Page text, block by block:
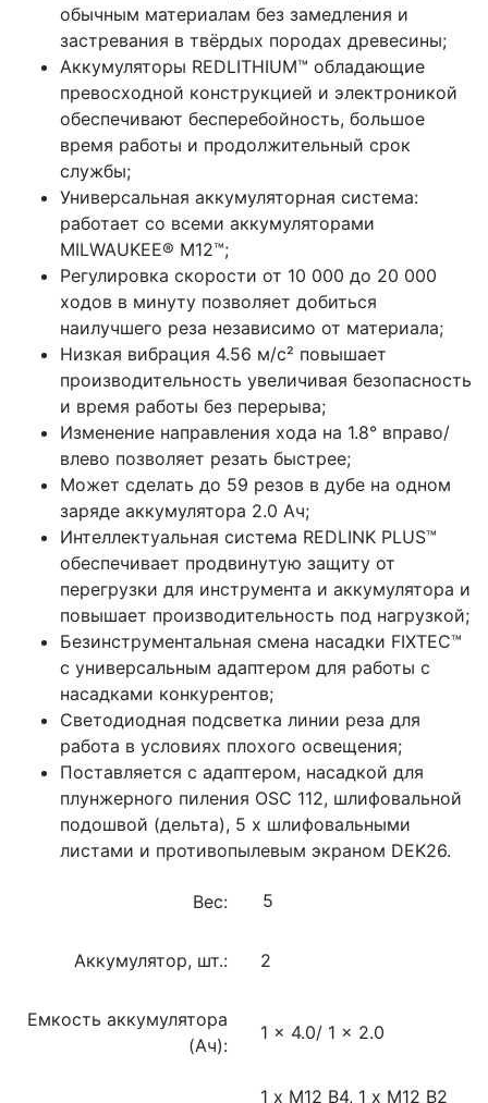
обычным материалам без замедления и
застревания в твёрдых породах древесины;
Аккумуляторы REDLITHIUM™ обладающие
превосходной конструкцией и электроникой
обеспечивают бесперебойность, большое
время работы и продолжительный срок
службы;
Универсальная аккумуляторная система:
работает со всеми аккумуляторами
MILWAUKEE® M12™;
Регулировка скорости от 10 000 до 20 000
ходов в минуту позволяет добиться
наилучшего реза независимо от материала;
Низкая вибрация 4.56 м/с² повышает
производительность увеличивая безопасность
и время работы без перерыва;
Изменение направления хода на 1.8° вправо/
влево позволяет резать быстрее;
Может сделать до 59 резов в дубе на одном
заряде аккумулятора 2.0 Ач;
Интеллектуальная система REDLINK PLUS™
обеспечивает продвинутую защиту от
перегрузки для инструмента и аккумулятора и
повышает производительность под нагрузкой;
Безинструментальная смена насадки FIXTEC™
с универсальным адаптером для работы с
насадками конкурентов;
Светодиодная подсветка линии реза для
работа в условиях плохого освещения;
Поставляется с адаптером, насадкой для
плунжерного пиления OSC 112, шлифовальной
подошвой (дельта), 5 х шлифовальными
листами и противопылевым экраном DEK26.
Вес:
Аккумулятор, шт.: 2
Емкость аккумулятора
(Ач):
1 x 4.0/ 1 x 2.0
1 x M12 B4, 1 x M12 B2